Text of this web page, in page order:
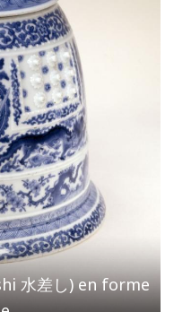
水差し) en forme